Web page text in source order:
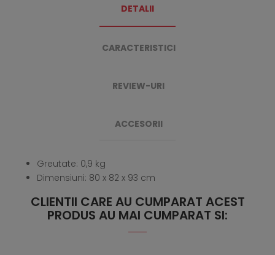
DETALII
CARACTERISTICI
REVIEW-URI
ACCESORII
Greutate: 0,9 kg
Dimensiuni: 80 x 82 x 93 cm
CLIENTII CARE AU CUMPARAT ACEST
PRODUS AU MAI CUMPARAT SI: